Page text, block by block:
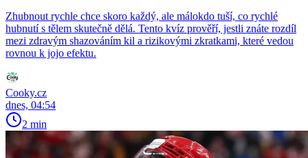
Zhubnout rychle chce skoro každý, ale málokdo tuší, co rychlé
hubnutí s tělem skutečně dělá. Tento kvíz prověří, jestli znáte rozdíl
mezi zdravým shazováním kil a rizikovými zkratkami, které vedou
rovnou k jojo efektu.
Cooky.cz
dnes, 04:54
2 min